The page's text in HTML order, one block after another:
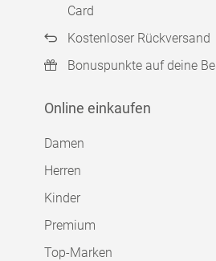
Card
Kostenloser Rückversand
Bonuspunkte auf deine
Online einkaufen
Damen
Herren
Kinder
Premium
Top-Marken